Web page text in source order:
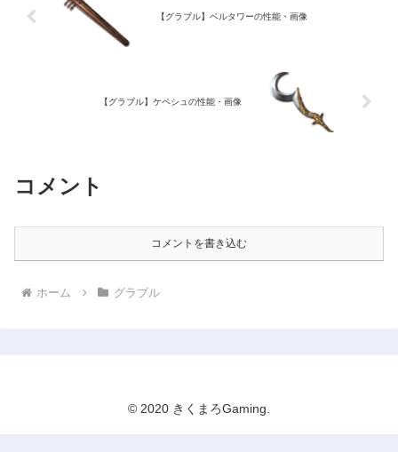
【グラブル】ベルタワーの性能・画像
【グラブル】ケペシュの性能・画像
コメント
コメントを書き込む
ホーム グラブル
© 2020 きくまろGaming.